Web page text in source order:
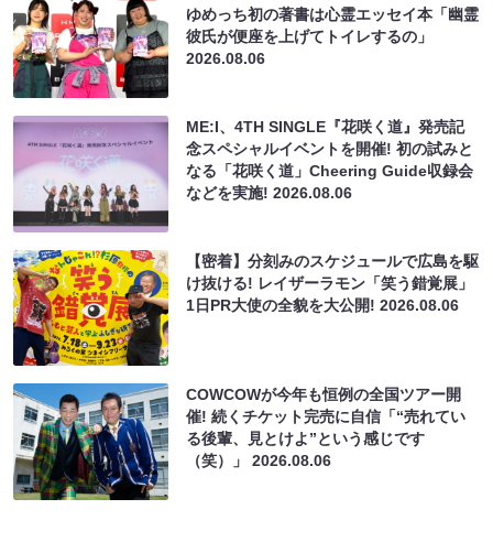
ゆめっち初の著書は心霊エッセイ本「幽霊
彼氏が便座を上げてトイレするの」
2026.08.06
ME:I、4TH SINGLE『花咲く道』発売記
念スペシャルイベントを開催! 初の試みと
なる「花咲く道」Cheering Guide収録会
などを実施!2026.08.06
【密着】分刻みのスケジュールで広島を駆
け抜ける! レイザーラモン「笑う錯覚展」
1日PR大使の全貌を大公開!2026.08.06
COWCOWが今年も恒例の全国ツアー開
催! 続くチケット完売に自信「“売れてい
る後輩、見とけよ”という感じです
（笑）」2026.08.06